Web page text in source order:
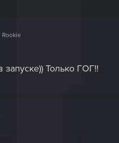
Rookie
запуске)) Только ГОГ!!